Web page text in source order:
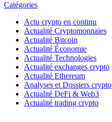
Catégories
Actu crypto en continu
Actualité Cryptomonnaies
Actualité Bitcoin
Actualité Économie
Actualité Technologies
Actualité exchanges crypto
Actualité Ethereum
Analyses et Dossiers crypto
Actualité DeFi & Web3
Actualité trading crypto